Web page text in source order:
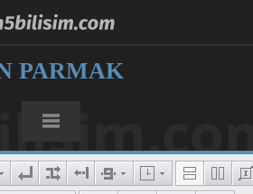
PARMAK